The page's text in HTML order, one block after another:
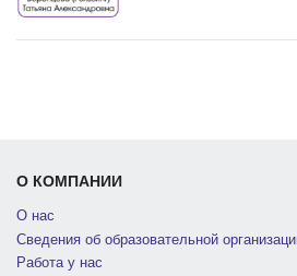
О КОМПАНИИ
О нас
Сведения об образовательной
Работа у нас